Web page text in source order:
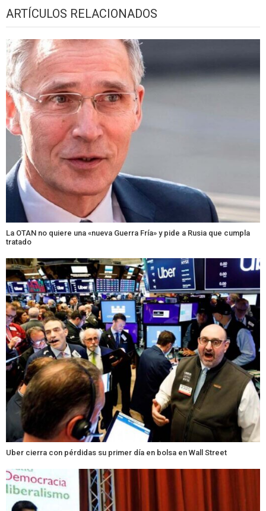
ARTÍCULOS RELACIONADOS
La OTAN no quiere una «nueva Guerra Fría» y pide a Rusia que cumpla
tratado
Uber cierra con pérdidas su primer día en bolsa en Wall Street